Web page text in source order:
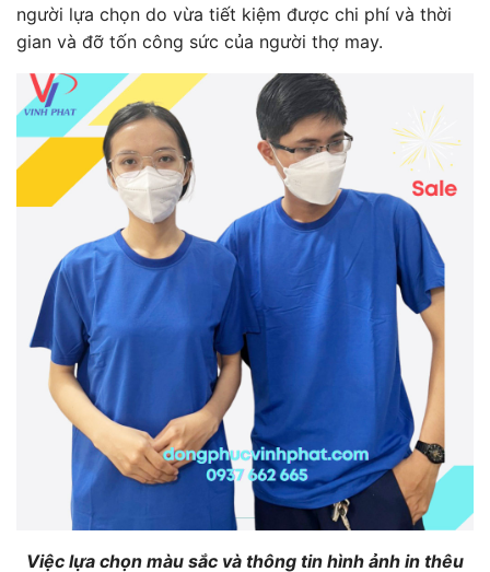
người lựa chọn do vừa tiết kiệm được chi phí và thời
gian và đỡ tốn công sức của người thợ may.
Việc lựa chọn màu sắc và thông tin hình ảnh in thêu